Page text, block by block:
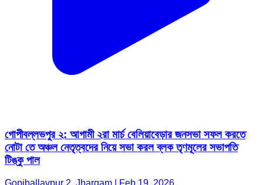
গোপীবল্লভপুর ২: আগামী ২রা মার্চ বেলিয়াবেড়ার জনসভা সফল করতে
নোটা তে অঞ্চল নেতৃত্বদের নিয়ে সভা করল ব্লক তৃণমূলের সভাপতি
টিঙ্কু পাল
Gopiballavpur 2, Jhargam | Feb 19, 2026